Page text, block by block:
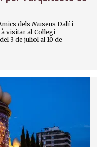
dels Museus Dalí i
visitar al Col·legi
3 de juliol al 10 de